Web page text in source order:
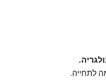
לתחייה.